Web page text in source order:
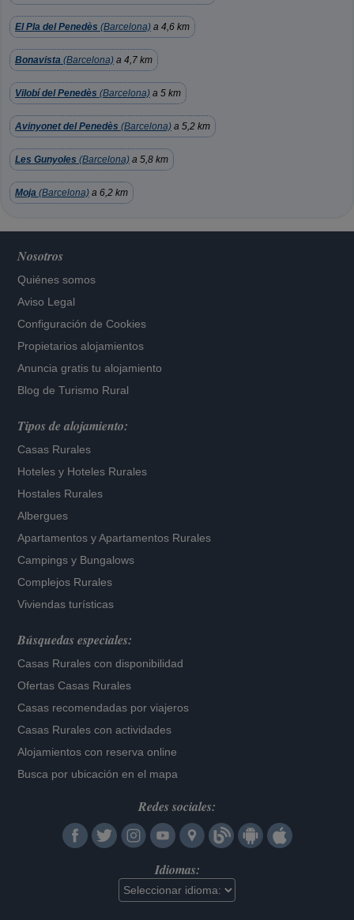
El Pla del Penedès (Barcelona) a 4,6 km
Bonavista (Barcelona) a 4,7 km
Vilobí del Penedès (Barcelona) a 5 km
Avinyonet del Penedès (Barcelona) a 5,2 km
Les Gunyoles (Barcelona) a 5,8 km
Moja (Barcelona) a 6,2 km
Nosotros
Quiénes somos
Aviso Legal
Configuración de Cookies
Propietarios alojamientos
Anuncia gratis tu alojamiento
Blog de Turismo Rural
Tipos de alojamiento:
Casas Rurales
Hoteles y Hoteles Rurales
Hostales Rurales
Albergues
Apartamentos yApartamentos Rurales
Campings y Bungalows
Complejos Rurales
Viviendas turísticas
Búsquedas especiales:
Casas Rurales con disponibilidad
Ofertas Casas Rurales
Casas recomendadas por viajeros
Casas Rurales con actividades
Alojamientos con reserva online
Busca por ubicación en el mapa
Redes sociales:
Idiomas: